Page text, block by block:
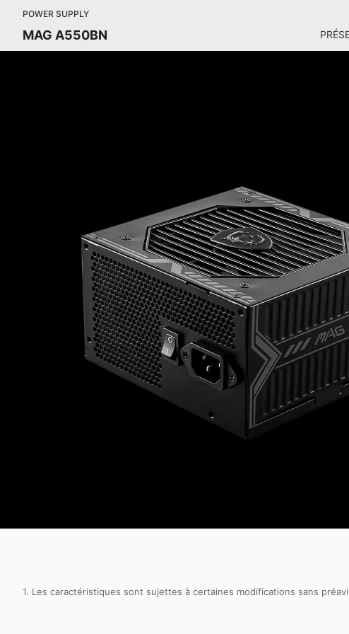
POWER SUPPLY
MAG A550BN
1. Les caractéristiques sont sujettes à certaines modifications sans